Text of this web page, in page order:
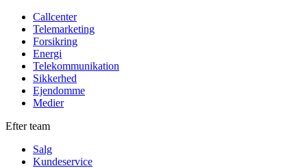
Callcenter
Telemarketing
Forsikring
Energi
Telekommunikation
Sikkerhed
Ejendomme
Medier
Efter team
Salg
Kundeservice